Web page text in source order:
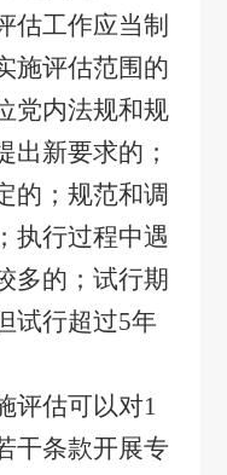
工作应当制
施评估范围的
党内法规和规
出新要求的；
的；规范和调
执行过程中遇
多的；试行期
试行超过5年
估可以对1
干条款开展专